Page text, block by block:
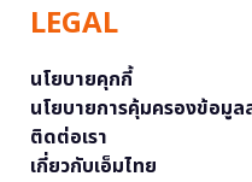
LEGAL
นโยบายคุกกี้
นโยบายการคุ้มครองข้อมู
ติดต่อเรา
เกี่ยวกับเอ็มไทย